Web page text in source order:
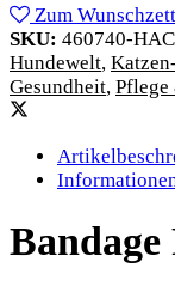
Zum
SKU: 460740-HAC
Hundewelt,
Gesundheit, Pflege
Bandage